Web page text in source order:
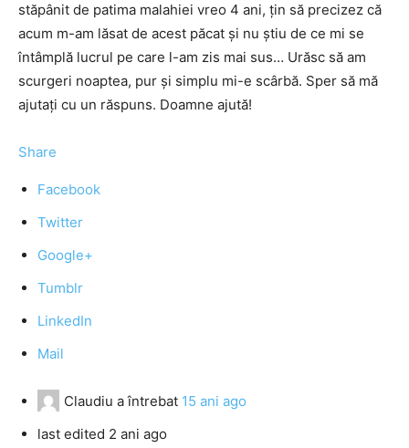
stăpânit de patima malahiei vreo 4 ani, ţin să precizez că
acum m-am lăsat de acest păcat şi nu ştiu de ce mi se
întâmplă lucrul pe care l-am zis mai sus… Urăsc să am
scurgeri noaptea, pur şi simplu mi-e scârbă. Sper să mă
ajutaţi cu un răspuns. Doamne ajută!
Share
Facebook
Twitter
Google+
Tumblr
LinkedIn
Mail
Claudiu a întrebat 15 ani ago
last edited 2 ani ago